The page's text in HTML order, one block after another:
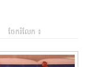
ចែករំលែក ៖